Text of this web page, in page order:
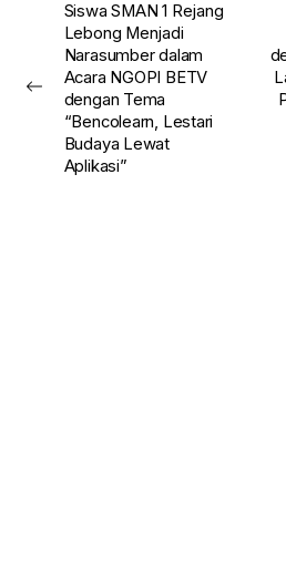
Post
navigation
Previous
Siswa SMAN 1 Rejang
Lebong Menjadi
Narasumber dalam
Acara NGOPI BETV
dengan Tema
“Bencolearn, Lestari
Budaya Lewat
Aplikasi”